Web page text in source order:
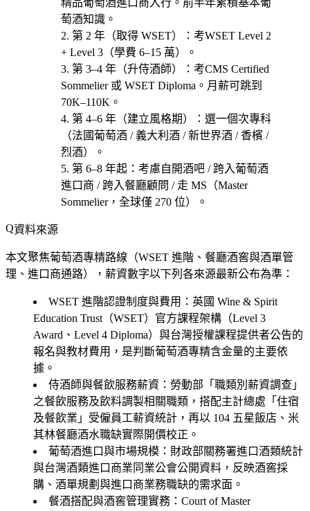
精品葡萄酒進口商 入行。前半年累積基本葡
萄酒知識。
第 2 年（取得 WSET）
：考WSET Level 2
+ Level 3 （學費 6–15 萬）。
第 3–4 年（升侍酒師）
：考CMS Certified
Sommelier 或 WSET Diploma 。月薪可跳到
70K–110K。
第 4–6 年（建立風格期）
：選一個次專科
（法國葡萄酒 / 義大利酒 / 新世界酒 / 香檳 /
烈酒）。
第 6–8 年起 ：考慮自開酒吧 / 跨入葡萄酒
進口商 / 跨入餐廳顧問 / 走 MS（Master
Sommelier，全球僅 270 位）
。
資料來源
本文聚焦葡萄酒專精路線（WSET 進階、餐廳酒窖與酒單管
理、進口商通路），薪資數字以下列各來源最新公布為準：
WSET 進階認證制度與費用 ：英國 Wine & Spirit
Education Trust（WSET）官方課程架構（Level 3
Award、Level 4 Diploma）與台灣授權課程提供者公告的
報名與教材費用，是判斷葡萄酒專精含金量的主要依
據。
侍酒師與餐飲服務薪資 ：勞動部「職類別薪資調查」
之餐飲服務及飲料調製相關職類，搭配主計總處「住宿
及餐飲業」受僱員工薪資統計，再以 104 五星飯店、米
其林餐廳酒水職缺實際開價校正。
葡萄酒進口與市場規模 ：財政部關務署進口酒類統計
與台灣酒類進口商業同業公會公開資料，反映酒窖採
購、酒單規劃與進口商業務職缺的需求面。
餐酒搭配與酒窖管理實務 ：Court of Master